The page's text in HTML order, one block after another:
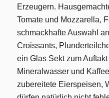
Erzeugern.
Tomate und Mozzarella,
schmackhafte Auswahl
Croissants,
ein Glas Sekt zum
Mineralwasser und
zubereitete Eierspeisen,